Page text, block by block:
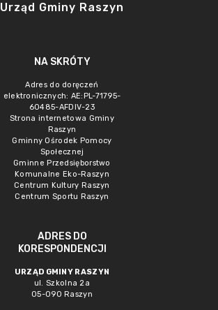
Urząd Gminy Raszyn
NA SKRÓTY
Adres do doręczeń
elektronicznych: AE:PL-71795-
60485-AFDIV-23
Strona internetowa Gminy
Raszyn
Gminny Ośrodek Pomocy
Społecznej
Gminne Przedsięborstwo
Komunalne Eko-Raszyn
Centrum Kultury Raszyn
Centrum Sportu Raszyn
ADRES DO
KORESPONDENCJI
URZĄD GMINY RASZYN
ul. Szkolna 2a
05-090 Raszyn